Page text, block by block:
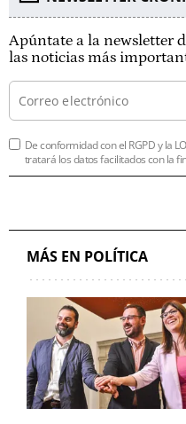
Apúntate a la newsletter
las noticias más
De conformidad con el RGPD y la
tratará los datos facilitados con la
MÁS EN POLÍTICA